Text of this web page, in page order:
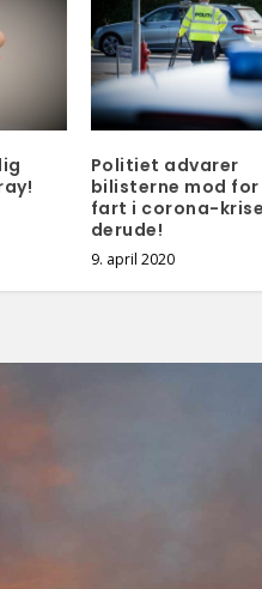
Politiet advarer
bilisterne mod
fart i corona-
derude!
9. april 2020